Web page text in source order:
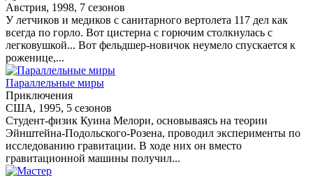
Австрия, 1998, 7 сезонов
У летчиков и медиков с санитарного вертолета 117 дел как
всегда по горло. Вот цистерна с горючим столкнулась с
легковушкой... Вот фельдшер-новичок неумело спускается к
роженице,...
Параллельные миры
Приключения
США, 1995, 5 сезонов
Студент-физик Куина Мелори, основываясь на теории
Эйнштейна-Подольского-Розена, проводил эксперименты по
исследованию гравитации. В ходе них он вместо
гравитационной машины получил...